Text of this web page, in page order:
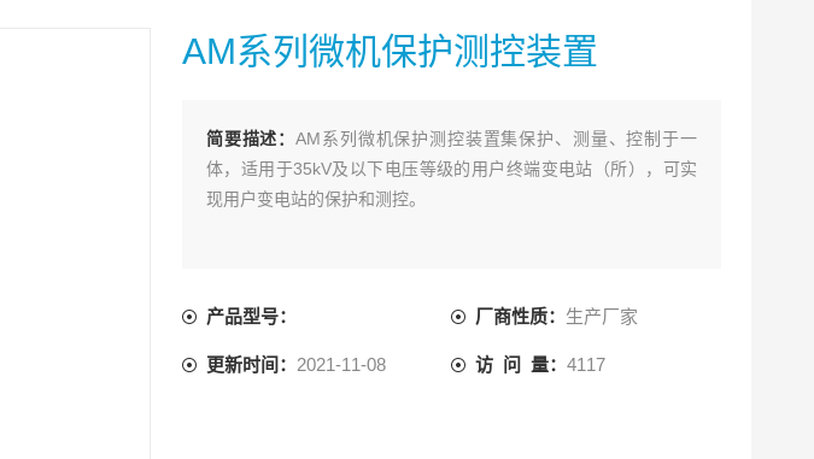
AM系列微机保护测控装置
简要描述：AM系列微机保护测控装置集保护、测量、控制于一
体，适用于35kV及以下电压等级的用户终端变电站（所），可实
现用户变电站的保护和测控。
产品型号： 厂商性质： 生产厂家
更新时间： 2021-11-08 访 问 量：4117